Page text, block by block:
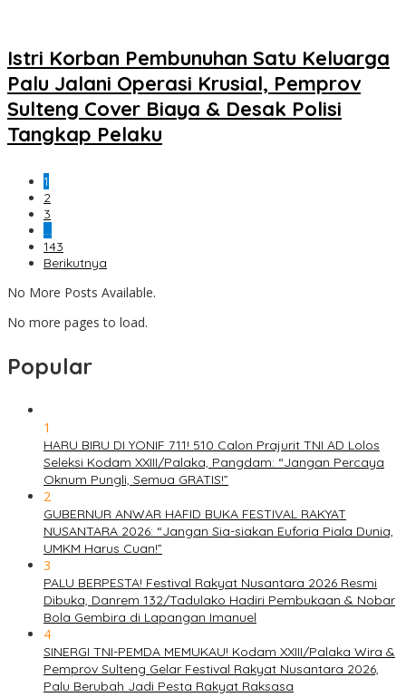
Istri Korban Pembunuhan Satu Keluarga
Palu Jalani Operasi Krusial, Pemprov
Sulteng Cover Biaya & Desak Polisi
Tangkap Pelaku
1
2
3
…
143
Berikutnya
No More Posts Available.
No more pages to load.
Popular
1
HARU BIRU DI YONIF 711! 510 Calon Prajurit TNI AD Lolos
Seleksi Kodam XXIII/Palaka, Pangdam: “Jangan Percaya
Oknum Pungli, Semua GRATIS!”
2
GUBERNUR ANWAR HAFID BUKA FESTIVAL RAKYAT
NUSANTARA 2026: “Jangan Sia-siakan Euforia Piala Dunia,
UMKM Harus Cuan!”
3
PALU BERPESTA! Festival Rakyat Nusantara 2026 Resmi
Dibuka, Danrem 132/Tadulako Hadiri Pembukaan & Nobar
Bola Gembira di Lapangan Imanuel
4
SINERGI TNI-PEMDA MEMUKAU! Kodam XXIII/Palaka Wira &
Pemprov Sulteng Gelar Festival Rakyat Nusantara 2026,
Palu Berubah Jadi Pesta Rakyat Raksasa